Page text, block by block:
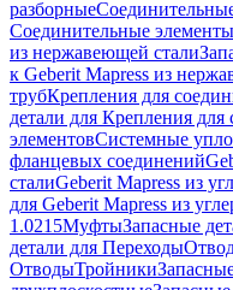
разборные
Соединительные элементы
из нержавеющей стали
к Geberit Mapress из
трубКрепления для
детали для Крепления
элементовСистемные
фланцевых соединений
сталиGeberit Mapress из
для Geberit Mapress из
1.0215МуфтыЗапасные
детали для Переходы
ОтводыТройники